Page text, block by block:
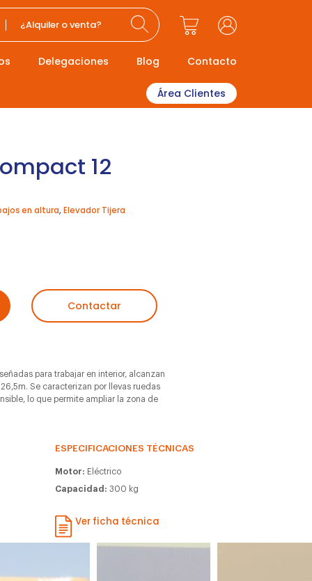
¿Alquiler o venta?
Delegaciones Blog Contacto
Área Clientes
12
en altura,Elevador Tijera
Contactar
para trabajar en interior, alcanzan
Se caracterizan por llevas ruedas
lo que permite ampliar la zona de
ESPECIFICACIONES TÉCNICAS
Motor: Eléctrico
Capacidad:300 kg
Ver ficha técnica